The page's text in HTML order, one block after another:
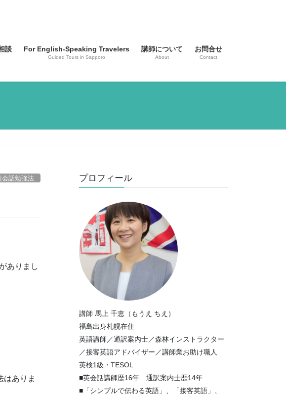
談 For English-Speaking Travelers
Guided Tours in Sapporo
講師について
About
お問合せ
Contact
会話勉強法
ありまし
はありま
プロフィール
講師 馬上 千恵（もうえ ちえ）
福島出身札幌在住
英語講師／通訳案内士／森林インストラクター
／接客英語アドバイザー／講師業お助け職人
英検1級・TESOL
■英会話講師歴16年 通訳案内士歴14年
■「シンプルで伝わる英語」、「接客英語」、